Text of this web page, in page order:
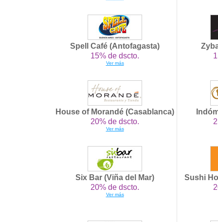
Spell Café (Antofagasta)
15% de dscto.
Ver más
House of Morandé (Casablanca)
20% de dscto.
Ver más
Six Bar (Viña del Mar)
20% de dscto.
Ver más
Sushi